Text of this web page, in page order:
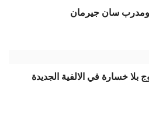
ومدرب سان جيرمان
بلا خسارة في الالفية الجديدة